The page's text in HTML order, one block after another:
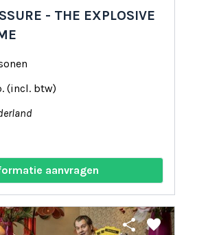
- THE EXPLOSIVE
(incl. btw)
aanvragen
share favorite